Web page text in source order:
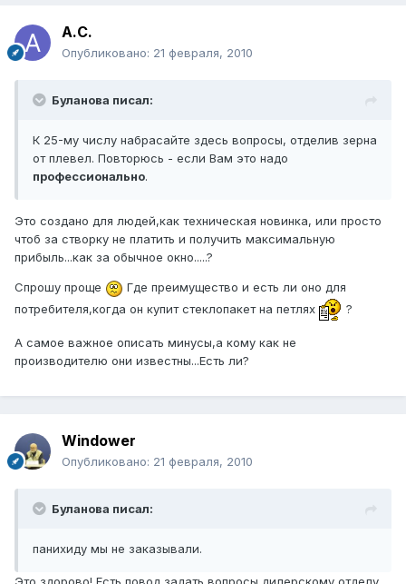
А.С.
Опубликовано: 21 февраля, 2010
Буланова писал:
К 25-му числу набрасайте здесь вопросы, отделив зерна
от плевел. Повторюсь - если Вам это надо
профессионально.
Это создано для людей,как техническая новинка, или просто
чтоб за створку не платить и получить максимальную
прибыль...как за обычное окно.....?
Спрошу проще
Где преимущество и есть ли оно для
потребителя,когда он купит стеклопакет на петлях
?
А самое важное описать минусы,а кому как не
производителю они известны...Есть ли?
Windower
Опубликовано: 21 февраля, 2010
Буланова писал:
панихиду мы не заказывали.